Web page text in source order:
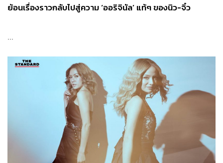
ย้อนเรื่องราวกลับไปสู่ความ ‘ออริจินัล’ แท้ๆ ของนิว-จิ๋ว
...